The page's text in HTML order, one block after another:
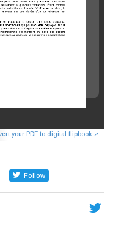
your PDF to digital flipbook ↗
Follow